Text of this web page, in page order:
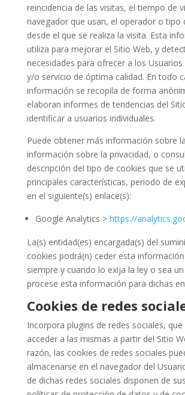
reincidencia de las visitas, el tiempo de
navegador que usan, el operador o tipo
desde el que se realiza la visita. Esta
utiliza para mejorar el Sitio Web, y
necesidades para ofrecer a los
y/o servicio de óptima calidad. En todo
información se recopila de forma
elaboran informes de tendencias del
identificar a usuarios individuales.
Puede obtener más información sobre
información sobre la privacidad, o
descripción del tipo de cookies que se
principales características, periodo de
en el siguiente(s) enlace(s):
Google Analytics > https://
La(s) entidad(es) encargada(s) del
cookies podrá(n) ceder esta
siempre y cuando lo exija la ley o sea
procese esta información para dichas
Cookies de redes
Incorpora plugins de redes sociales,
acceder a las mismas a partir del Sitio
razón, las cookies de redes sociales
almacenarse en el navegador del
de dichas redes sociales disponen de